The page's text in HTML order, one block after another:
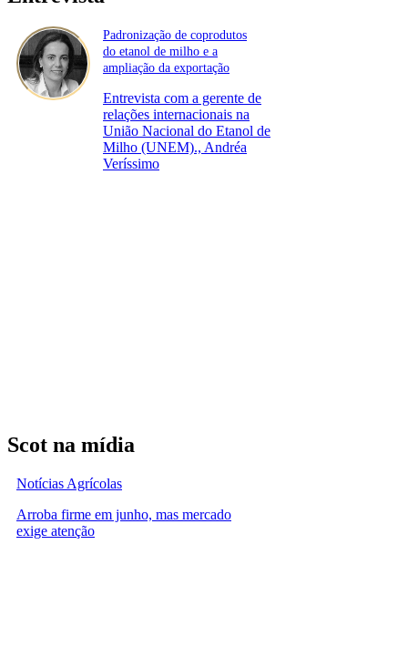
Padronização de coprodutos
do etanol de milho e a
ampliação da exportação
Entrevista com a gerente de
relações internacionais na
União Nacional do Etanol de
Milho (UNEM)., Andréa
Veríssimo
Scot na mídia
Notícias Agrícolas
Arroba firme em junho, mas mercado
exige atenção